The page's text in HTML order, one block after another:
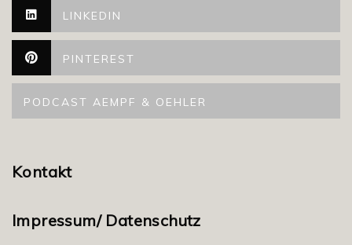
LINKEDIN
PINTEREST
PODCAST AEMPF & OEHLER
Kontakt
Impressum/ Datenschutz